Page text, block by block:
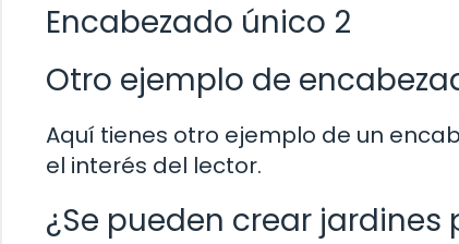
Encabezado único 2
Otro ejemplo de
Aquí tienes otro ejemplo de un
el interés del lector.
¿Se pueden crear